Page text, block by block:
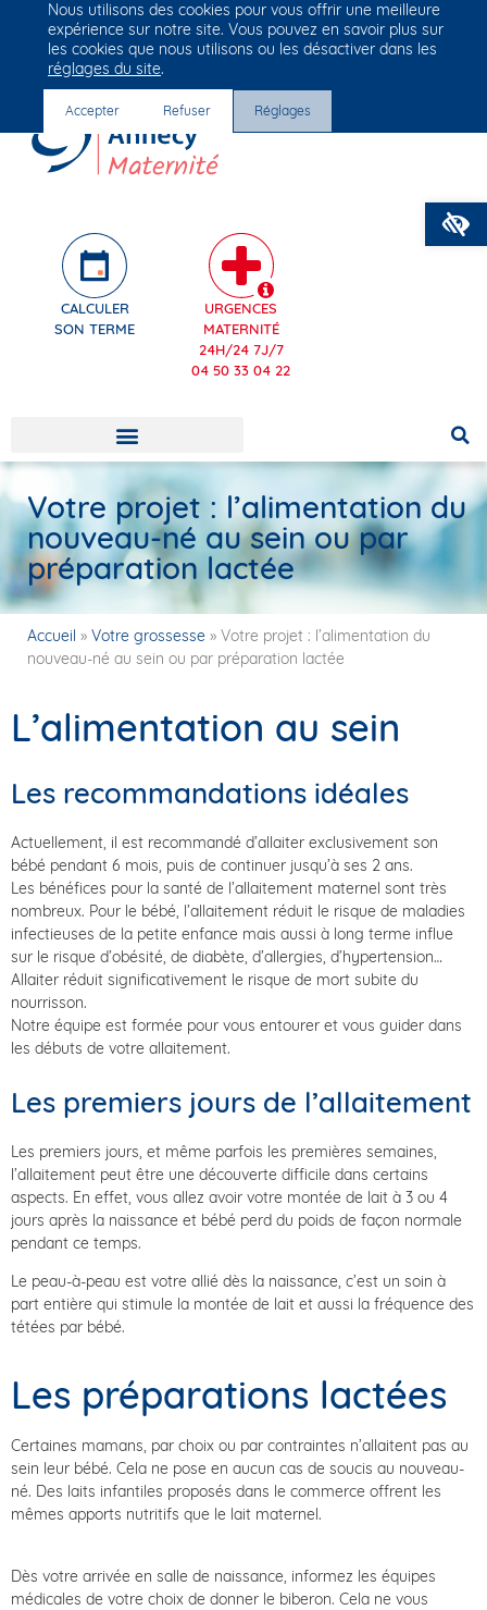
Groupe Vivalto Santé
Entre nous, la vie
CALCULER
SON TERME
URGENCES
MATERNITÉ
24H/24 7J/7
04 50 33 04 22
Votre projet : l’alimentation du
nouveau-né au sein ou par
préparation lactée
Accueil » Votre grossesse » Votre projet : l’alimentation du
nouveau-né au sein ou par préparation lactée
L’alimentation au sein
Les recommandations idéales
Actuellement, il est recommandé d’allaiter exclusivement son
bébé pendant 6 mois, puis de continuer jusqu’à ses 2 ans.
Les bénéfices pour la santé de l’allaitement maternel sont très
nombreux. Pour le bébé, l’allaitement réduit le risque de maladies
infectieuses de la petite enfance mais aussi à long terme influe
sur le risque d’obésité, de diabète, d’allergies, d’hypertension…
Allaiter réduit significativement le risque de mort subite du
nourrisson.
Notre équipe est formée pour vous entourer et vous guider dans
les débuts de votre allaitement.
Les premiers jours de l’allaitement
Les premiers jours, et même parfois les premières semaines,
l’allaitement peut être une découverte difficile dans certains
aspects. En effet, vous allez avoir votre montée de lait à 3 ou 4
jours après la naissance et bébé perd du poids de façon normale
pendant ce temps.
Le peau-à-peau est votre allié dès la naissance, c’est un soin à
part entière qui stimule la montée de lait et aussi la fréquence des
tétées par bébé.
Les préparations lactées
Certaines mamans, par choix ou par contraintes n’allaitent pas au
sein leur bébé. Cela ne pose en aucun cas de soucis au nouveau-
né. Des laits infantiles proposés dans le commerce offrent les
mêmes apports nutritifs que le lait maternel.
Dès votre arrivée en salle de naissance, informez les équipes
médicales de votre choix de donner le biberon. Cela ne vous
Nous utilisons des cookies pour vous offrir une meilleure
expérience sur notre site. Vous pouvez en savoir plus sur
les cookies que nous utilisons ou les désactiver dans les
réglages du site.
Accepter Refuser Réglages